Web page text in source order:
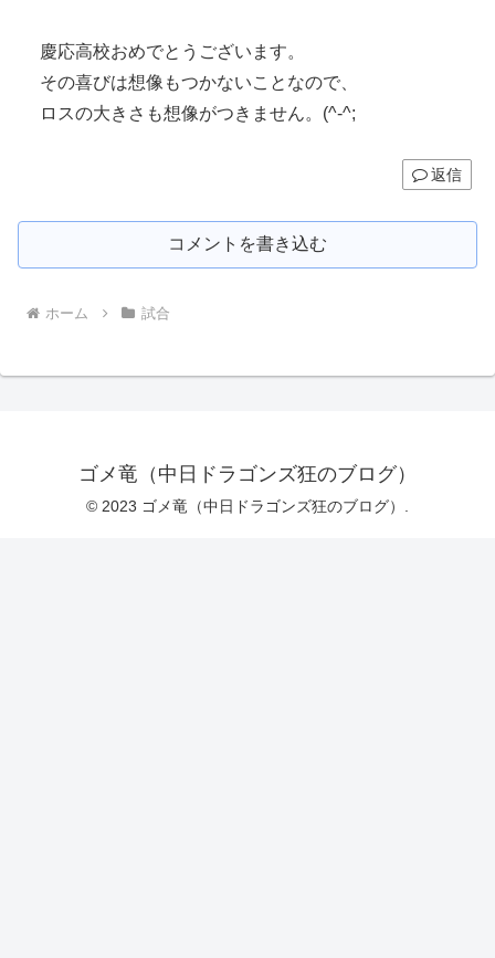
慶応高校おめでとうございます。
その喜びは想像もつかないことなので、
ロスの大きさも想像がつきません。(^-^;
返信
コメントを書き込む
ホーム 試合
ゴメ竜（中日ドラゴンズ狂のブログ）
© 2023 ゴメ竜（中日ドラゴンズ狂のブログ）.